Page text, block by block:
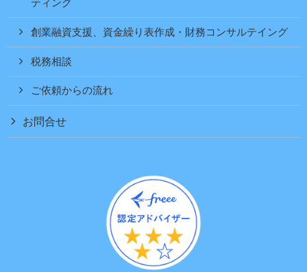
ティング
創業融資支援、資金繰り表作成・財務コンサルテイング
税務相談
ご依頼からの流れ
お問合せ